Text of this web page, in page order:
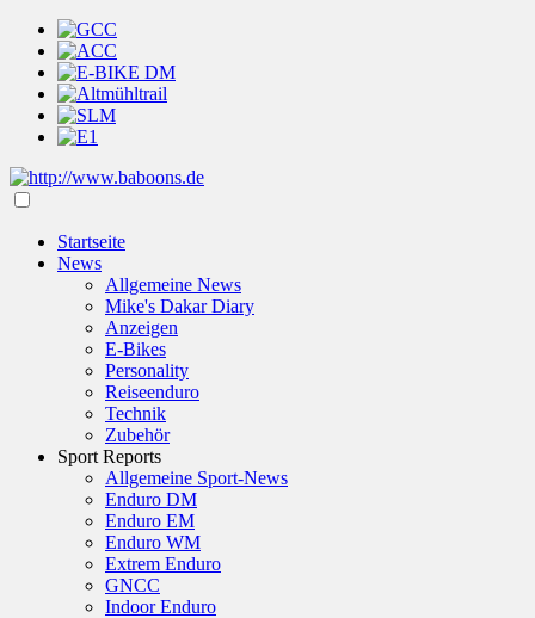
Startseite
News
Allgemeine News
Mike's Dakar Diary
Anzeigen
E-Bikes
Personality
Reiseenduro
Technik
Zubehör
Sport Reports
Allgemeine Sport-News
Enduro DM
Enduro EM
Enduro WM
Extrem Enduro
GNCC
Indoor Enduro